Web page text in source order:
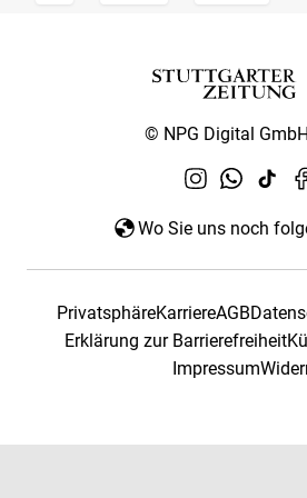
© NPG Digital
Wo Sie uns noch
PrivatsphäreKarriereAGB
Erklärung zur Barrierefreiheit
Impressum